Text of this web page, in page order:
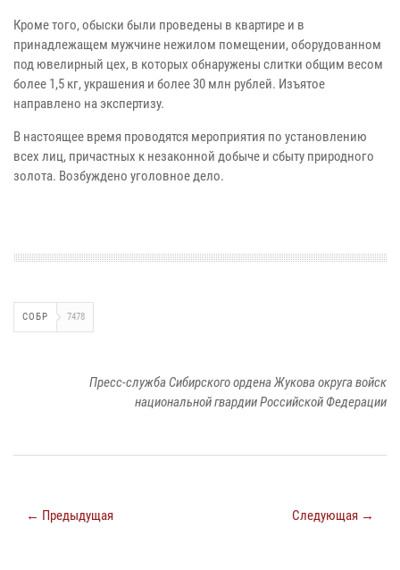
Кроме того, обыски были проведены в квартире и в
принадлежащем мужчине нежилом помещении, оборудованном
под ювелирный цех, в которых обнаружены слитки общим весом
более 1,5 кг, украшения и более 30 млн рублей. Изъятое
направлено на экспертизу.
В настоящее время проводятся мероприятия по установлению
всех лиц, причастных к незаконной добыче и сбыту природного
золота. Возбуждено уголовное дело.
СОБР 7478
Пресс-служба Сибирского ордена Жукова округа войск
национальной гвардии Российской Федерации
← Предыдущая Следующая →